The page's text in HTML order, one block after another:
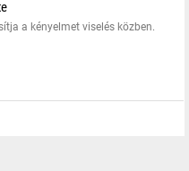
a kényelmet viselés közben.